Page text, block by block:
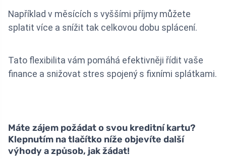
Například v měsících s vyššími příjmy můžete
splatit více a snížit tak celkovou dobu splácení.
Tato flexibilita vám pomáhá efektivněji řídit vaše
finance a snižovat stres spojený s fixními splátkami.
Máte zájem požádat o svou kreditní kartu?
Klepnutím na tlačítko níže objevíte další
výhody a způsob, jak žádat!